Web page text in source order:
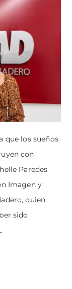
que los sueños
con
Paredes
Imagen y
quien
sido